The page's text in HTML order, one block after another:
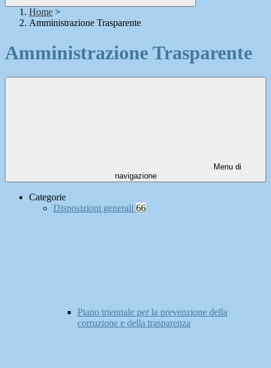
Home >
Amministrazione Trasparente
Amministrazione Trasparente
Menu di
navigazione
Categorie
Disposizioni generali 66
Piano triennale per la prevenzione della
corruzione e della trasparenza